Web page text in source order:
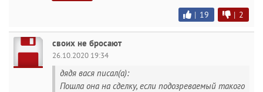
| 19 | 2
своих не бросают
26.10.2020 19:34
дядя вася писал(а):
Пошла она на сделку, если подозреваемый такого